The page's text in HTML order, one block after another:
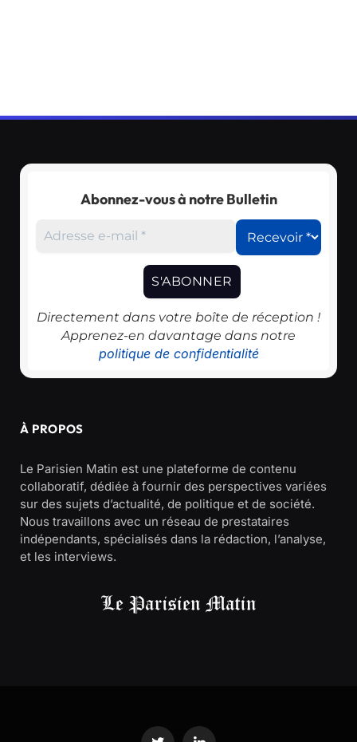
Abonnez-vous à notre Bulletin
Directement dans votre boîte de réception !
Apprenez-en davantage dans notre
politique de confidentialité
À PROPOS
Le Parisien Matin est une plateforme de contenu
collaboratif, dédiée à fournir des perspectives variées
sur des sujets d’actualité, de politique et de société.
Nous travaillons avec un réseau de prestataires
indépendants, spécialisés dans la rédaction, l’analyse,
et les interviews.